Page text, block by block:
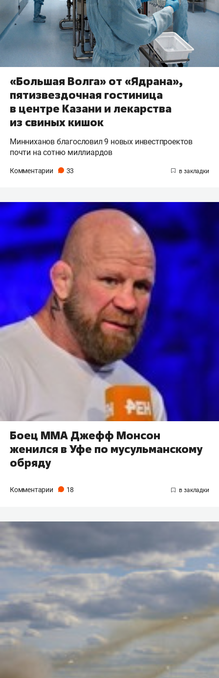
«Большая Волга» от «Ядрана»,
пятизвездочная гостиница
в центре Казани и лекарства
из свиных кишок
Минниханов благословил 9 новых инвестпроектов
почти на сотню миллиардов
Комментарии 33
Боец ММА Джефф Монсон
женился в Уфе по мусульманскому
обряду
Комментарии 18